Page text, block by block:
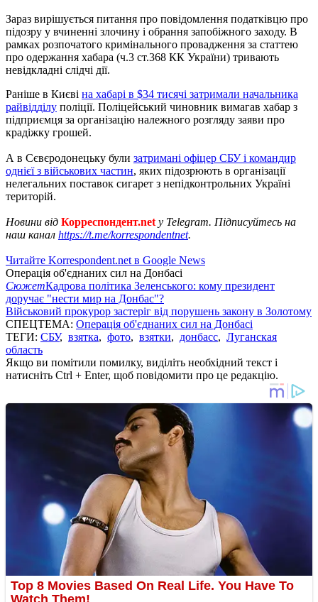
Зараз вирішується питання про повідомлення податківцю про
підозру у вчиненні злочину і обрання запобіжного заходу. В
рамках розпочатого кримінального провадження за статтею
про одержання хабара (ч.3 ст.368 КК України) тривають
невідкладні слідчі дії.
Раніше в Києві на хабарі в $34 тисячі затримали начальника
райвідділу поліції. Поліцейський чиновник вимагав хабар з
підприємця за організацію належного розгляду заяви про
крадіжку грошей.
А в Сєвєродонецьку були затримані офіцер СБУ і командир
однієї з військових частин, яких підозрюють в організації
нелегальних поставок сигарет з непідконтрольних Україні
територій.
Новини від Корреспондент.net у Telegram. Підписуйтесь на
наш канал https://t.me/korrespondentnet.
Читайте Korrespondent.net в Google News
Операція об'єднаних сил на Донбасі
СюжетКадрова політика Зеленського: кому президент
доручає "нести мир на Донбас"?
Військовий прокурор застеріг від порушень закону в Золотому
СПЕЦТЕМА: Операція об'єднаних сил на Донбасі
ТЕГИ: СБУ, взятка, фото, взятки, донбасс, Луганская
область
Якщо ви помітили помилку, виділіть необхідний текст і
натисніть Ctrl + Enter, щоб повідомити про це редакцію.